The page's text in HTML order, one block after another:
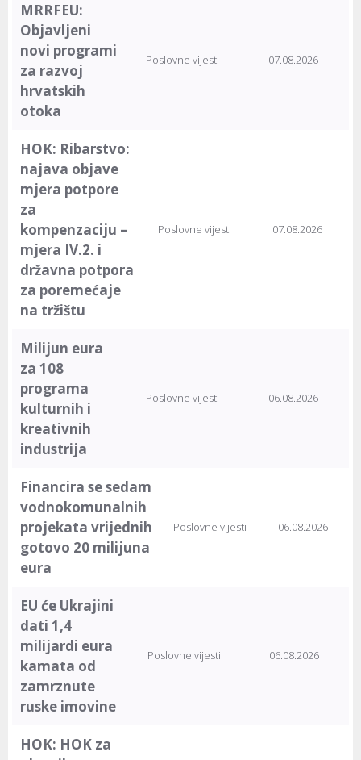
MRRFEU:
Objavljeni
novi programi
za razvoj
hrvatskih
otoka
Poslovne vijesti 07.08.2026
HOK: Ribarstvo:
najava objave
mjera potpore
za
kompenzaciju –
mjera IV.2. i
državna potpora
za poremećaje
na tržištu
Poslovne vijesti 07.08.2026
Milijun eura
za 108
programa
kulturnih i
kreativnih
industrija
Poslovne vijesti 06.08.2026
Financira se sedam
vodnokomunalnih
projekata vrijednih
gotovo 20 milijuna
eura
Poslovne vijesti 06.08.2026
EU će Ukrajini
dati 1,4
milijardi eura
kamata od
zamrznute
ruske imovine
Poslovne vijesti 06.08.2026
HOK: HOK za